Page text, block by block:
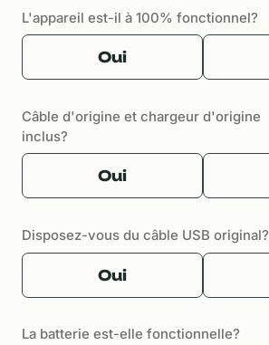
L'appareil est-il à 100% fonctionnel?
Oui
Câble d'origine et chargeur d'origine
inclus?
Oui
Disposez-vous du câble USB original?
Oui
La batterie est-elle fonctionnelle?